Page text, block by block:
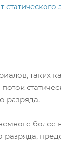
таких
разряда.
разряда,